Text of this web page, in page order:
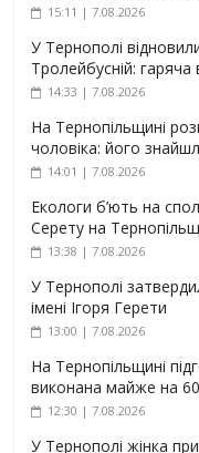
15:11 | 7.08.2026
У Тернополі
Тролейбусній:
14:33 | 7.08.2026
На Тернопільщині
чоловіка: його
14:01 | 7.08.2026
Екологи б’ють на
Серету на
13:38 | 7.08.2026
У Тернополі
імені Ігоря Герети
13:00 | 7.08.2026
На Тернопільщині
виконана майже на
12:30 | 7.08.2026
У Тернополі жінка